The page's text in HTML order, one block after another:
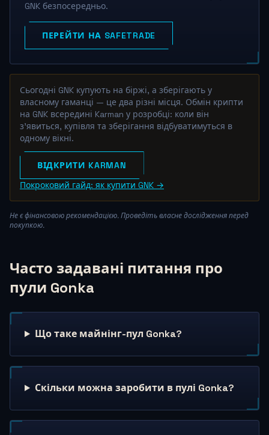
GNK безпосередньо.
ПЕРЕЙТИ НА SAFETRADE
Сьогодні GNK купують на біржі, а зберігають у
власному гаманці — це два різні місця. Обмін крипти
на GNK всередині Karman у розробці: коли він
з'явиться, купівля та зберігання відбуватимуться в
одному вікні.
ВІДКРИТИ KARMAN
Покроковий гайд: як купити GNK →
Не є фінансовою рекомендацією. Проведіть власне дослідження перед
покупкою.
Часто задавані питання про
пули Gonka
Що таке майнінг-пул Gonka?
Скільки можна заробити в пулі Gonka?